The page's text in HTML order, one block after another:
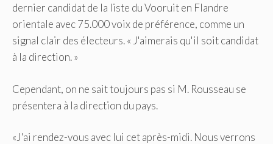
dernier candidat de la liste du Vooruit en Flandre
orientale avec 75.000 voix de préférence, comme un
signal clair des électeurs. « J'aimerais qu'il soit candidat
à la direction. »
Cependant, on ne sait toujours pas si M. Rousseau se
présentera à la direction du pays.
«J'ai rendez-vous avec lui cet après-midi. Nous verrons